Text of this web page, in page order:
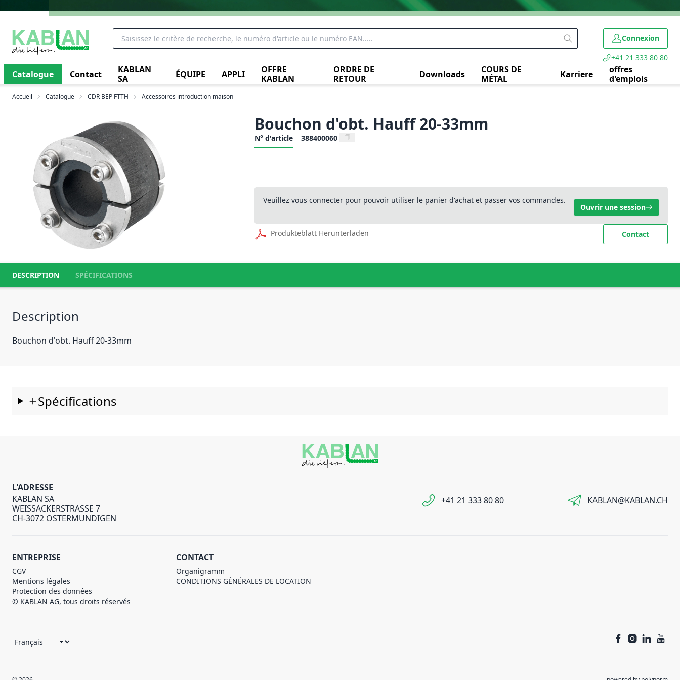
Connexion
+41 21 333 80 80
Catalogue Contact
KABLAN
SA
ÉQUIPE APPLI
OFFRE
KABLAN
ORDRE DE
RETOUR
Downloads
COURS DE
MÉTAL
Karriere
offres
d'emplois
Accueil Catalogue CDR BEP FTTH Accessoires introduction maison
Bouchon d'obt. Hauff 20-33mm
N° d'article 388400060
Veuillez vous connecter pour pouvoir utiliser le panier d'achat et passer vos commandes.
Ouvrir une session
Produkteblatt Herunterladen Contact
DESCRIPTION SPÉCIFICATIONS
Description
Bouchon d'obt. Hauff 20-33mm
Spécifications
L'ADRESSE
KABLAN SA
WEISSACKERSTRASSE 7
CH-3072 OSTERMUNDIGEN
+41 21 333 80 80 KABLAN@KABLAN.CH
ENTREPRISE
CGV
Mentions légales
Protection des données
© KABLAN AG, tous droits réservés
CONTACT
Organigramm
CONDITIONS GÉNÉRALES DE LOCATION